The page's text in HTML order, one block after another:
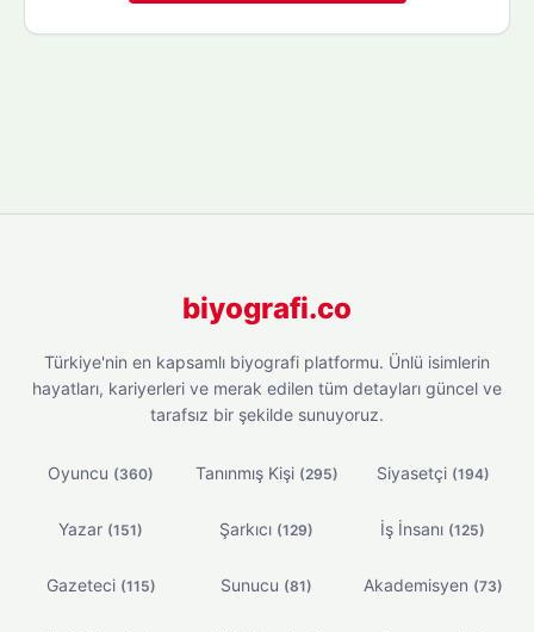
biyografi.co
Türkiye'nin en kapsamlı biyografi platformu. Ünlü isimlerin
hayatları, kariyerleri ve merak edilen tüm detayları güncel ve
tarafsız bir şekilde sunuyoruz.
Oyuncu (360) Tanınmış Kişi (295) Siyasetçi (194)
Yazar (151) Şarkıcı (129) İş İnsanı (125)
Gazeteci (115) Sunucu (81) Akademisyen (73)